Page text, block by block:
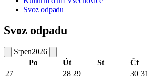
Svoz odpadu
Svoz odpadu
Srpen2026
Po
Út St Čt
27
28 29 30 31